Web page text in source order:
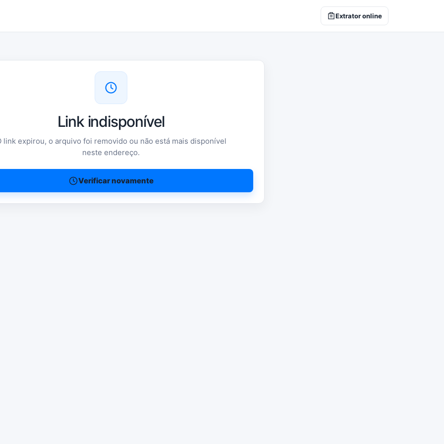
Extrator online
Link indisponível
link expirou, o arquivo foi removido ou não está mais disponível
neste endereço.
Verificar novamente